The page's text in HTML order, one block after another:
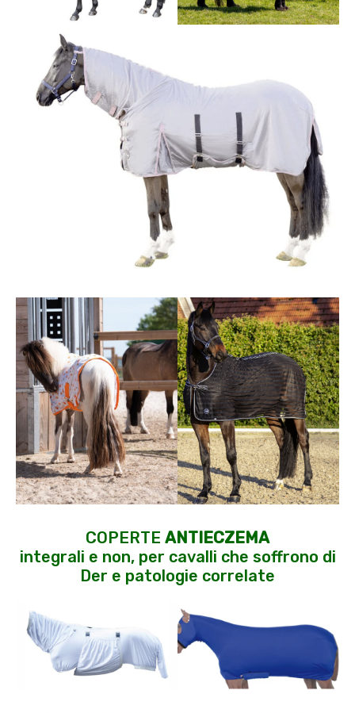
COPERTE ANTIECZEMA
integrali e non, per cavalli che soffrono di
Der e patologie correlate